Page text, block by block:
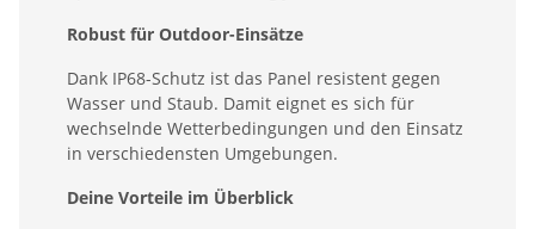
Robust für Outdoor-Einsätze
Dank IP68-Schutz ist das Panel resistent gegen
Wasser und Staub. Damit eignet es sich für
wechselnde Wetterbedingungen und den Einsatz
in verschiedensten Umgebungen.
Deine Vorteile im Überblick